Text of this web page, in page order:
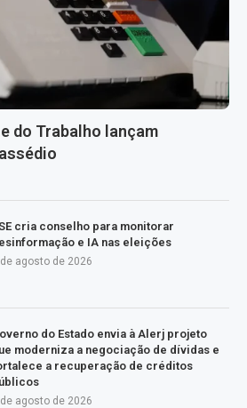
do Trabalho lançam
cria conselho para monitorar
e IA nas eleições
agosto de 2026
do Estado envia à Alerj projeto
moderniza a negociação de dívidas e
a recuperação de créditos
agosto de 2026